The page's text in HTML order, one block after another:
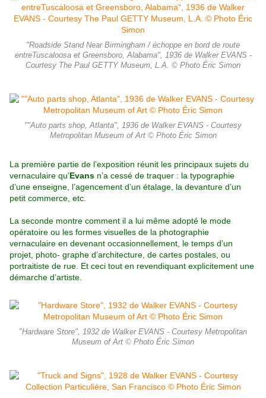
"Roadside Stand Near Birmingham / échoppe en bord de route
entreTuscaloosa et Greensboro, Alabama", 1936 de Walker EVANS -
Courtesy The Paul GETTY Museum, L.A. © Photo Éric Simon
""Auto parts shop, Atlanta", 1936 de Walker EVANS - Courtesy
Metropolitan Museum of Art © Photo Éric Simon
La première partie de l’exposition réunit les principaux sujets du
vernaculaire qu’Evans n’a cessé de traquer : la typographie
d’une enseigne, l’agencement d’un étalage, la devanture d’un
petit commerce, etc.
La seconde montre comment il a lui même adopté le mode
opératoire ou les formes visuelles de la photographie
vernaculaire en devenant occasionnellement, le temps d’un
projet, photo- graphe d’architecture, de cartes postales, ou
portraitiste de rue. Et ceci tout en revendiquant explicitement une
démarche d’artiste.
"Hardware Store", 1932 de Walker EVANS - Courtesy Metropolitan
Museum of Art © Photo Éric Simon